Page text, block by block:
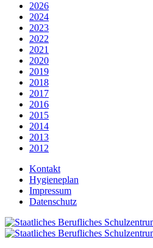
2026
2024
2023
2022
2021
2020
2019
2018
2017
2016
2015
2014
2013
2012
Kontakt
Hygieneplan
Impressum
Datenschutz